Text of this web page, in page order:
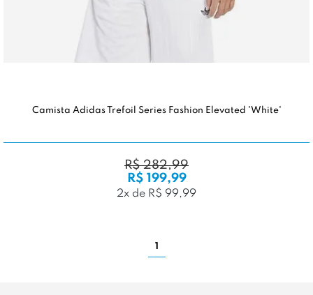
Camista Adidas Trefoil Series Fashion Elevated 'White'
R$ 282,99
R$ 199,99
2x de R$ 99,99
1